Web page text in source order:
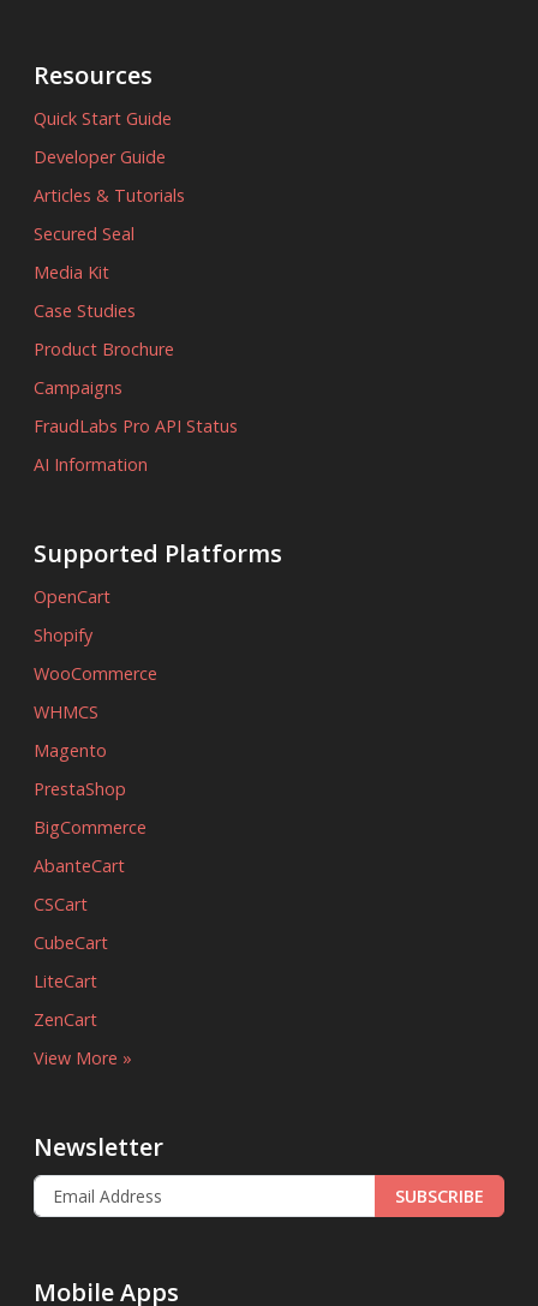
Resources
Quick Start Guide
Developer Guide
Articles & Tutorials
Secured Seal
Media Kit
Case Studies
Product Brochure
Campaigns
FraudLabs Pro API Status
AI Information
Supported Platforms
OpenCart
Shopify
WooCommerce
WHMCS
Magento
PrestaShop
BigCommerce
AbanteCart
CSCart
CubeCart
LiteCart
ZenCart
View More »
Newsletter
SUBSCRIBE
Mobile Apps